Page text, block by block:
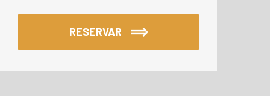
RESERVAR